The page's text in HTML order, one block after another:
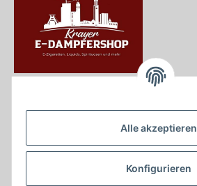
Alle akzeptieren
Konfigurieren
Krayerstraße 249
Tel.:0201555402
info@krayer-edampfer-shop.de